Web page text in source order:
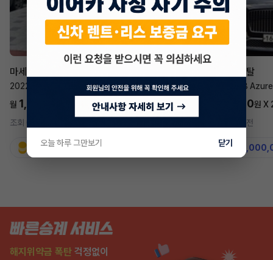
승계 매니저
한태현
마세라티 르반떼
2022년
2.0 Hybrid GT
월 1,697,700 24개월
조회 691
지원금31,860,000원
벤틀리 컨티넨탈
4.0 V8 Azure
5,577,270원 X
2주 전
지원금
해지위약금 폭탄 걱정없이
오늘 하루 그만보기 닫기